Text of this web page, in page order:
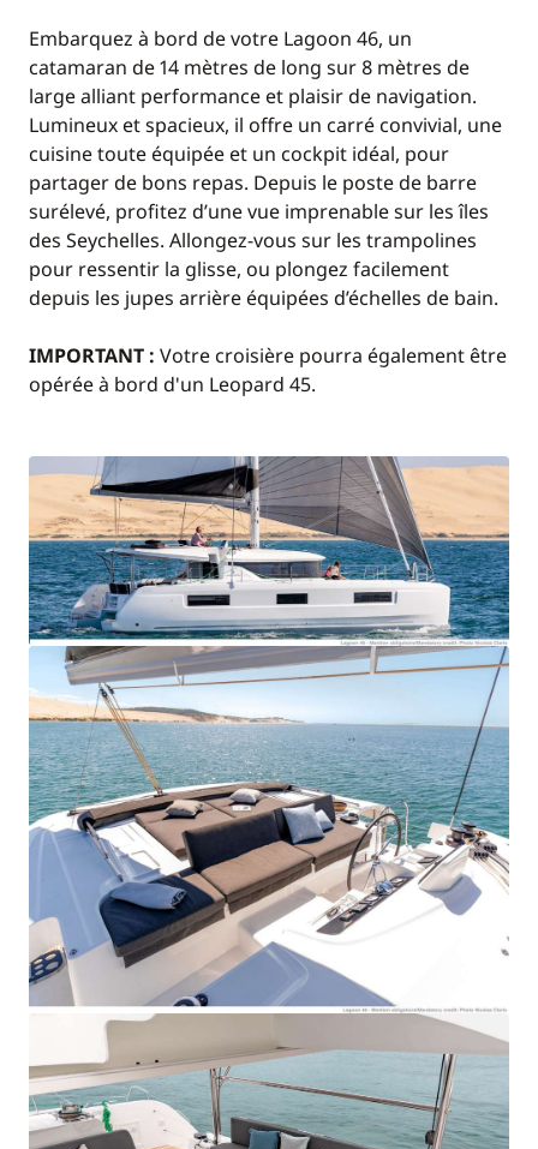
Activités et excursions proposées en option (à
confirmer à la réservation)
Embarquez à bord de votre Lagoon 46, un
catamaran de 14 mètres de long sur 8 mètres de
large alliant performance et plaisir de navigation.
Lumineux et spacieux, il offre un carré convivial, une
cuisine toute équipée et un cockpit idéal, pour
partager de bons repas. Depuis le poste de barre
surélevé, profitez d’une vue imprenable sur les îles
des Seychelles. Allongez-vous sur les trampolines
pour ressentir la glisse, ou plongez facilement
depuis les jupes arrière équipées d’échelles de bain.
IMPORTANT : Votre croisière pourra également être
opérée à bord d'un Leopard 45.